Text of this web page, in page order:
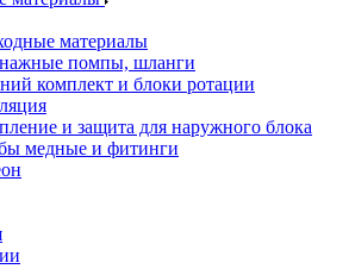
материалы
помпы, шланги
комплект и блоки ротации
и защита для наружного блока
медные и фитинги